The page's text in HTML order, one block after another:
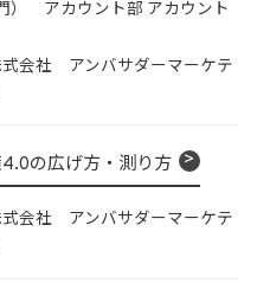
） アカウント部 アカウント
式会社 アンバサダーマーケテ
の広げ方・測り方
式会社 アンバサダーマーケテ